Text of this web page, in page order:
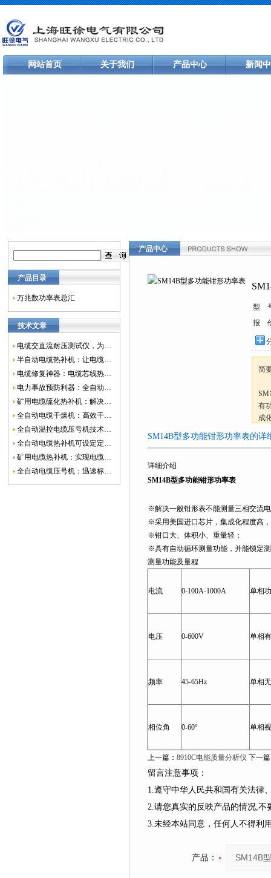
网站首页 关于我们 产品中心 新闻
产品目录
万兆数功率表总汇
技术文章
电缆交直流耐压测试仪，为电网安全保驾护航
半自动电缆热补机：让电缆修复更简单、更高效！
电缆修复神器：电缆芯线热补机如何保障电网安全？
电力事故预防利器：全自动控温电缆热补机
矿用电缆硫化热补机：解决矿山电缆故障的新选择
全自动电缆干燥机：高效干燥，电缆质量
全自动温控电缆压号机技术革新：数字化标识的新趋势
全自动电缆热补机可设定定时功能，实现自动化热补
矿用电缆热补机：实现电缆故障修复的高效装置
全自动电缆压号机：迅速标识电缆的利器
产品中心
型
报
简
有
成
环
SM14B型多功能钳形功率表的详
详细介绍
SM14B型多功能钳形功率表
※解决一般钳形表不能测量三相交流
※采用美国进口芯片，集成化程度高
※钳口大、体积小、重量轻；
※具有自动循环测量功能，并能锁定
测量功能及量程
电流 0-100A-1000A 单相
电压 0-600V 单相
频率 45-65Hz 单相
相位角 0-60° 单相
上一篇： 8910C电能质量分析仪 下一
留言注意事项：
1.遵守中华人民共和国有关法律
2.请您真实的反映产品的情况,
3.未经本站同意，任何人不得利
产品：